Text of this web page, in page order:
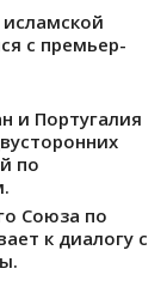
с премьер-
и Португалия
по
Союза по
к диалогу с